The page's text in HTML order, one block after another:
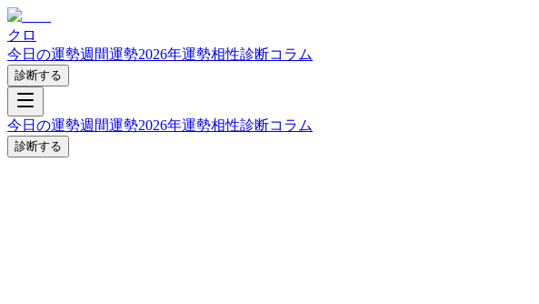
クロ
今日の運勢週間運勢2026年運勢相性診断コラム
診断する
今日の運勢週間運勢2026年運勢相性診断コラム
診断する